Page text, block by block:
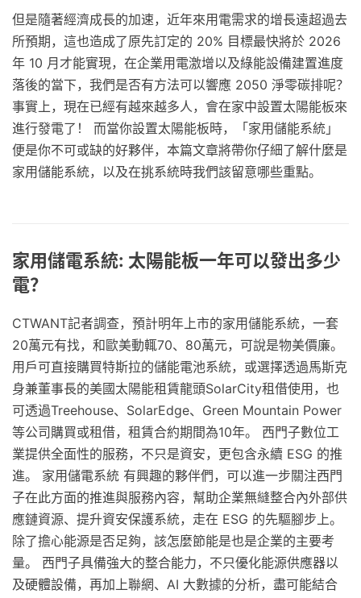
但是隨著經濟成長的加速，近年來用電需求的增長遠超過去
所預期，這也造成了原先訂定的 20% 目標最快將於 2026
年 10 月才能實現，在企業用電激增以及綠能設備建置進度
落後的當下，我們是否有方法可以響應 2050 淨零碳排呢？
事實上，現在已經有越來越多人，會在家中設置太陽能板來
進行發電了！ 而當你設置太陽能板時，「家用儲能系統」
便是你不可或缺的好夥伴，本篇文章將帶你仔細了解什麼是
家用儲能系統，以及在挑系統時我們該留意哪些重點。
家用儲電系統: 太陽能板一年可以發出多少
電？
CTWANT記者調查，預計明年上市的家用儲能系統，一套
20萬元有找，和歐美動輒70、80萬元，可說是物美價廉。
用戶可直接購買特斯拉的儲能電池系統，或選擇透過馬斯克
身兼董事長的美國太陽能租賃龍頭SolarCity租借使用，也
可透過Treehouse、SolarEdge、Green Mountain Power
等公司購買或租借，租賃合約期間為10年。 西門子數位工
業提供全面性的服務，不只是資安，更包含永續 ESG 的推
進。 家用儲電系統 有興趣的夥伴們，可以進一步關注西門
子在此方面的推進與服務內容，幫助企業無縫整合內外部供
應鏈資源、提升資安保護系統，走在 ESG 的先驅腳步上。
除了擔心能源是否足夠，該怎麼節能是也是企業的主要考
量。 西門子具備強大的整合能力，不只優化能源供應器以
及硬體設備，再加上聯網、AI 大數據的分析，盡可能結合